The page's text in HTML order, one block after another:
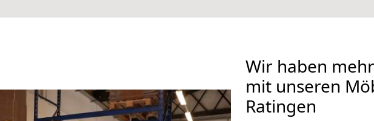
Wir haben
mit unseren
Ratingen